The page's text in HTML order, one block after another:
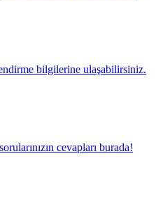
bilgilerine ulaşabilirsiniz.
cevapları burada!